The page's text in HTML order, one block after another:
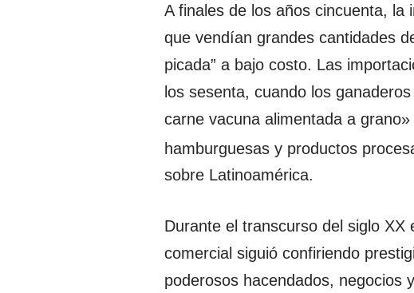
A finales de los años cincuenta,
que vendían grandes cantidades
picada” a bajo costo. Las
los sesenta, cuando los
carne vacuna alimentada a
hamburguesas y productos
sobre Latinoamérica.
Durante el transcurso del siglo
comercial siguió confiriendo
poderosos hacendados, negocios